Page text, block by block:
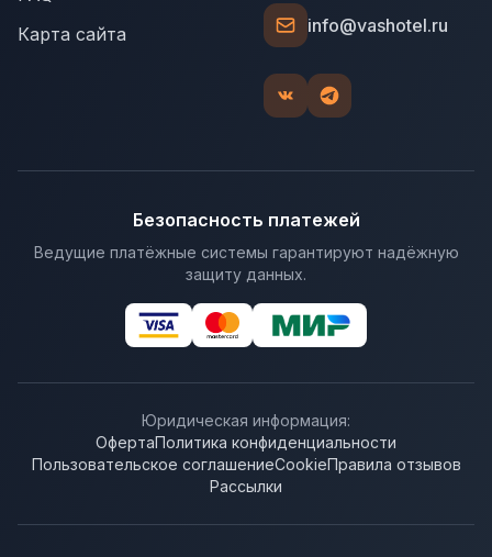
Карта сайта
info@vashotel.ru
Безопасность платежей
Ведущие платёжные системы гарантируют надёжную
защиту данных.
Юридическая информация:
ОфертаПолитика конфиденциальности
Пользовательское соглашениеCookieПравила отзывов
Рассылки